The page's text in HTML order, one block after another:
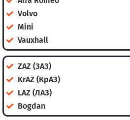
Volvo
Mini
Vauxhall
ZAZ (ЗАЗ)
KrAZ (КрАЗ)
LAZ (ЛАЗ)
Bogdan